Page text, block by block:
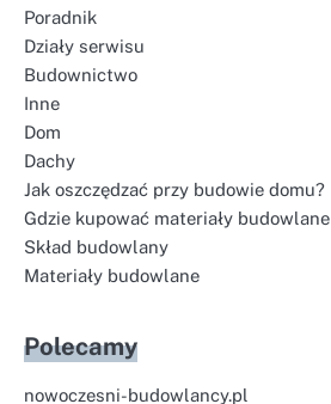
Poradnik
Działy serwisu
Budownictwo
Inne
Dom
Dachy
Jak oszczędzać przy budowie domu?
Gdzie kupować materiały budowlane
Skład budowlany
Materiały budowlane
Polecamy
nowoczesni-budowlancy.pl